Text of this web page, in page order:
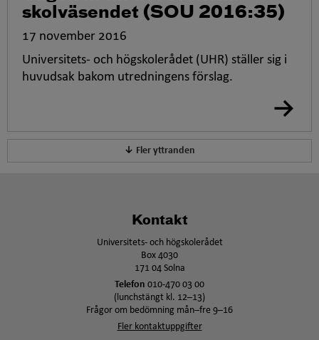
skolväsendet (SOU 2016:35)
17 november 2016
Universitets- och högskolerådet (UHR) ställer sig i
huvudsak bakom utredningens förslag.
Fler yttranden
Kontakt
Universitets- och högskolerådet
Box 4030
171 04 Solna
Telefon 010-470 03 00
(lunchstängt kl. 12–13)
Frågor om bedömning mån–fre 9–16
Fler kontaktuppgifter